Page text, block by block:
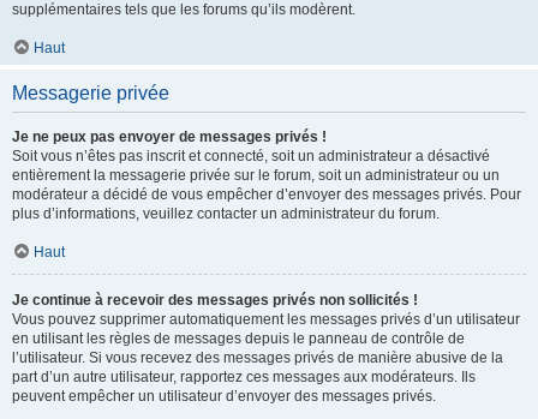
supplémentaires tels que les forums qu’ils modèrent.
Haut
Messagerie privée
Je ne peux pas envoyer de messages privés !
Soit vous n’êtes pas inscrit et connecté, soit un administrateur a désactivé
entièrement la messagerie privée sur le forum, soit un administrateur ou un
modérateur a décidé de vous empêcher d’envoyer des messages privés. Pour
plus d’informations, veuillez contacter un administrateur du forum.
Haut
Je continue à recevoir des messages privés non sollicités !
Vous pouvez supprimer automatiquement les messages privés d’un utilisateur
en utilisant les règles de messages depuis le panneau de contrôle de
l’utilisateur. Si vous recevez des messages privés de manière abusive de la
part d’un autre utilisateur, rapportez ces messages aux modérateurs. Ils
peuvent empêcher un utilisateur d’envoyer des messages privés.